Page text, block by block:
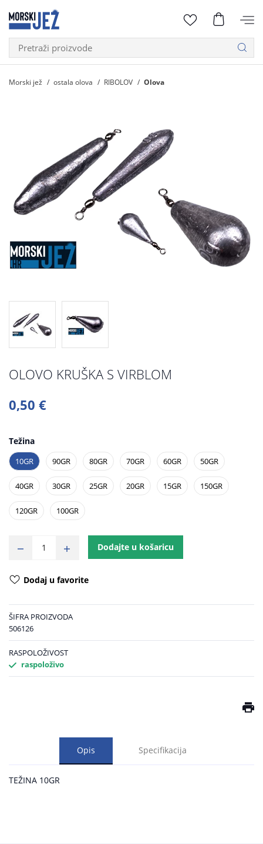
Morski jež ostala olova RIBOLOV Olova
OLOVO KRUŠKA S VIRBLOM
0,50 €
Težina
10GR 90GR 80GR 70GR 60GR 50GR
40GR 30GR 25GR 20GR 15GR 150GR
120GR 100GR
Dodajte u košaricu
Dodaj u favorite
ŠIFRA PROIZVODA
506126
RASPOLOŽIVOST
raspoloživo
Opis Specifikacija
TEŽINA 10GR